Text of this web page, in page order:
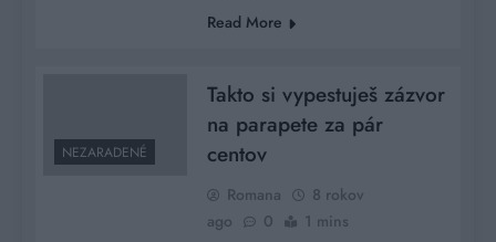
Read More
NEZARADENÉ
Takto si vypestuješ zázvor
na parapete za pár
centov
Romana
8 rokov
ago
0 1 mins